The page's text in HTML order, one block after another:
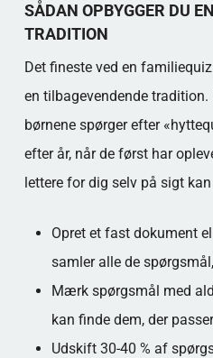
SÅDAN OPBYGGER DU
TRADITION
Det fineste ved en
en tilbagevendende
børnene spørger efter
efter år, når de først har
lettere for dig selv på sigt
Opret et fast dokument
samler alle de
Mærk spørgsmål med
kan finde dem, der
Udskift 30-40 % af